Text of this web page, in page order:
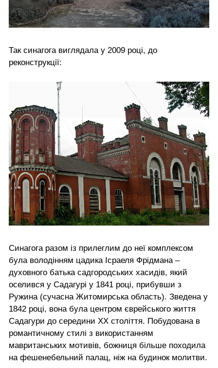
Так синагога виглядала у 2009 році, до
реконструкції:
Синагога разом із прилеглим до неї комплексом
була володінням цадика Ісраеля Фрідмана –
духовного батька садгородських хасидів, який
оселився у Садагурі у 1841 році, прибувши з
Ружина (сучасна Житомирська область). Зведена у
1842 році, вона була центром єврейського життя
Садагури до середини ХХ століття. Побудована в
романтичному стилі з використанням
мавританських мотивів, божниця більше походила
на фешенебельний палац, ніж на будинок молитви.